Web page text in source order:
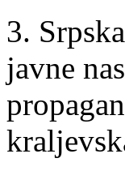
3.
javne